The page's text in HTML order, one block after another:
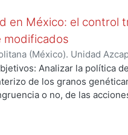
en México: el control
modificados
(México). Unidad
10-30)AVILA
Analizar la política
de los granos
o no, de las